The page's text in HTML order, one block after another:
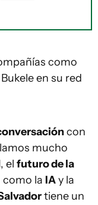
como
en su red
con
mucho
, el futuro de la
la IAy la
tiene un